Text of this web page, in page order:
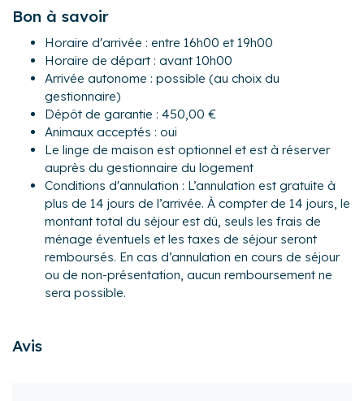
ondes, four, plaques de cuisson, lave-vaisselle, cafetière à
- Une buanderie au sous sol.
Espace Nuit :
- Chambre Jungle : un lit queen-size (160×200).
- Chambre Voyage : un lit double (140×190).
- Chambre Bohème romantique : un lit queen-size
(160×200).
- Une salle d'eau avec douche à l'italienne.
- WC séparé.
Pour encore plus de confort, les propriétaires ont décidé
d’investir dans les équipements complémentaires
suivants : chaise haute, lave-linge, lit bébé, table et fer à
repasser et un barbecue.
En réservant cette maison, vous pourrez bénéficier des
ainsi qu'une terrasse de 20 m² exposé Sud avec mobilier
Bon à savoir
Horaire d'arrivée : entre 16h00 et 19h00
Horaire de départ : avant 10h00
Arrivée autonome : possible (au choix du
gestionnaire)
Dépôt de garantie : 450,00 €
Animaux acceptés : oui
Le linge de maison est optionnel et est à réserver
auprès du gestionnaire du logement
Conditions d'annulation : L’annulation est gratuite à
plus de 14 jours de l’arrivée. À compter de 14 jours, le
montant total du séjour est dû, seuls les frais de
ménage éventuels et les taxes de séjour seront
remboursés. En cas d’annulation en cours de séjour
ou de non-présentation, aucun remboursement ne
sera possible.
Avis